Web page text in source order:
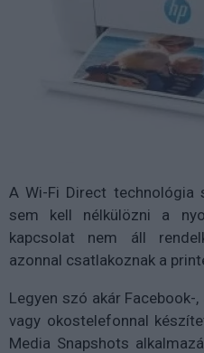
A Wi-Fi Direct technológia
sem kell nélkülözni a
kapcsolat nem áll
azonnal csatlakoznak a
Legyen szó akár
vagy okostelefonnal
Media Snapshots